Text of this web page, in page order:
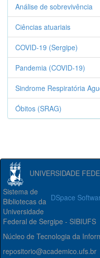
Análise de sobrevivência
Ciências atuariais
COVID-19 (Sergipe)
Pandemia (COVID-19)
Sindrome Respiratória
Óbitos (SRAG)
UNIVERSIDADE
DSpace
Sistema de
Bibliotecas da
Universidade
Federal de Sergipe - SIBIUFS
Núcleo de Tecnologia da
repositorio@academico.ufs.br